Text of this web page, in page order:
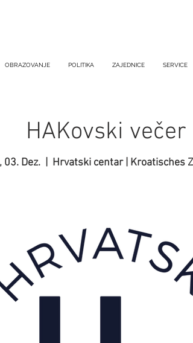
OBRAZOVANJE POLITIKA ZAJEDNICE SERVICE
HAKovski večer
03. Dez.
  |
Hrvatski centar | Kroatisches